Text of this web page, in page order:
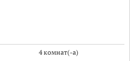
4 комнат(-а)